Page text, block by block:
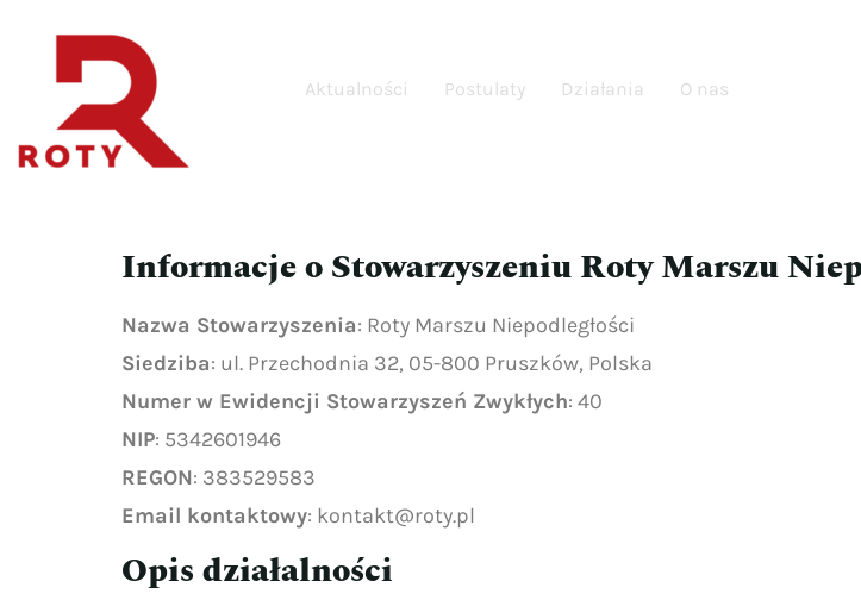
Aktualności Postulaty Działania O nas
Informacje o Stowarzyszeniu Roty Marszu
Nazwa Stowarzyszenia: Roty Marszu Niepodległości
Siedziba: ul. Przechodnia 32, 05-800 Pruszków, Polska
Numer w Ewidencji Stowarzyszeń Zwykłych: 40
NIP: 5342601946
REGON: 383529583
Email kontaktowy: kontakt@roty.pl
Opis działalności